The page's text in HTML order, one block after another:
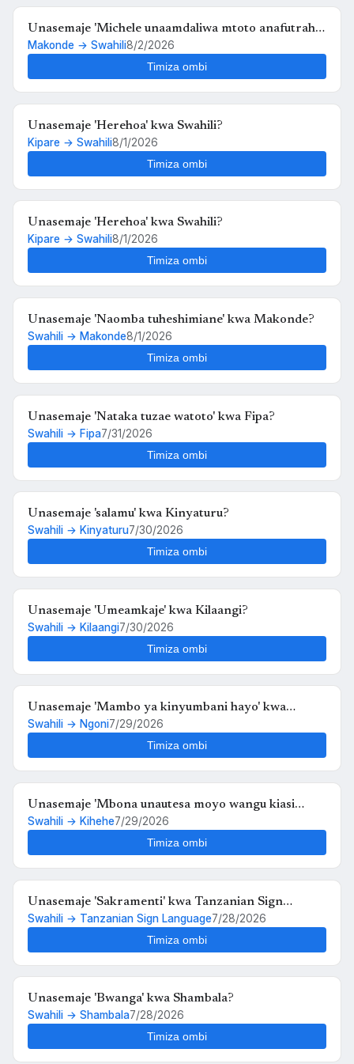
Unasemaje 'Michele unaamdaliwa mtoto anafutrahia'
kwa Swahili?
Makonde → Swahili8/2/2026
Timiza ombi
Unasemaje 'Herehoa' kwa Swahili?
Kipare → Swahili8/1/2026
Timiza ombi
Unasemaje 'Herehoa' kwa Swahili?
Kipare → Swahili8/1/2026
Timiza ombi
Unasemaje 'Naomba tuheshimiane' kwa Makonde?
Swahili → Makonde8/1/2026
Timiza ombi
Unasemaje 'Nataka tuzae watoto' kwa Fipa?
Swahili → Fipa7/31/2026
Timiza ombi
Unasemaje 'salamu' kwa Kinyaturu?
Swahili → Kinyaturu7/30/2026
Timiza ombi
Unasemaje 'Umeamkaje' kwa Kilaangi?
Swahili → Kilaangi7/30/2026
Timiza ombi
Unasemaje 'Mambo ya kinyumbani hayo' kwa
Ngoni?
Swahili → Ngoni7/29/2026
Timiza ombi
Unasemaje 'Mbona unautesa moyo wangu kiasi
hiko,,au kosa langu ni upendo wangu kwako' kwa
Swahili → Kihehe7/29/2026
Timiza ombi
Unasemaje 'Sakramenti' kwa Tanzanian Sign
Language?
Swahili → Tanzanian Sign Language7/28/2026
Timiza ombi
Unasemaje 'Bwanga' kwa Shambala?
Swahili → Shambala7/28/2026
Timiza ombi